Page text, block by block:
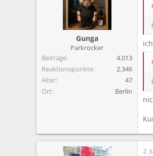
Gunga
Parkrocker
Beiträge
4.013
Reaktionspunkte
2.346
Alter
47
Ort
Berlin
2.